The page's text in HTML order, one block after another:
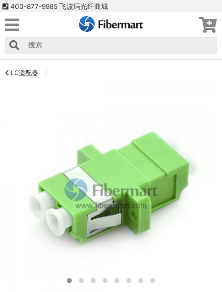
400-877-9985 飞波玛光纤商城
LC适配器